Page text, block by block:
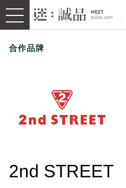
合作品牌
2nd STREET